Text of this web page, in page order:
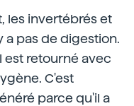
les invertébrés et
a pas de digestion.
est retourné avec
C'est
parce qu'il a